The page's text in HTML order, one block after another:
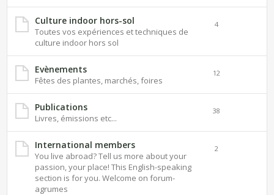
Culture indoor hors-sol
Toutes vos expériences et techniques de
culture indoor hors sol
4
Evènements
Fêtes des plantes, marchés, foires
12
Publications
Livres, émissions etc...
38
International members
You live abroad? Tell us more about your
passion, your place! This English-speaking
section is for you. Welcome on forum-
agrumes
2